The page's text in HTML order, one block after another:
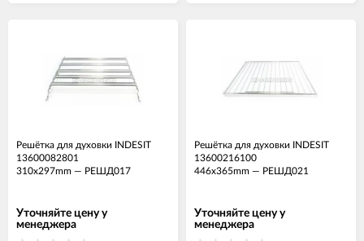
Решётка для духовки INDESIT
13600082801
310x297mm — РЕШД017
Уточняйте цену у
менеджера
Решётка для духовки INDESIT
13600216100
446x365mm — РЕШД021
Уточняйте цену у
менеджера